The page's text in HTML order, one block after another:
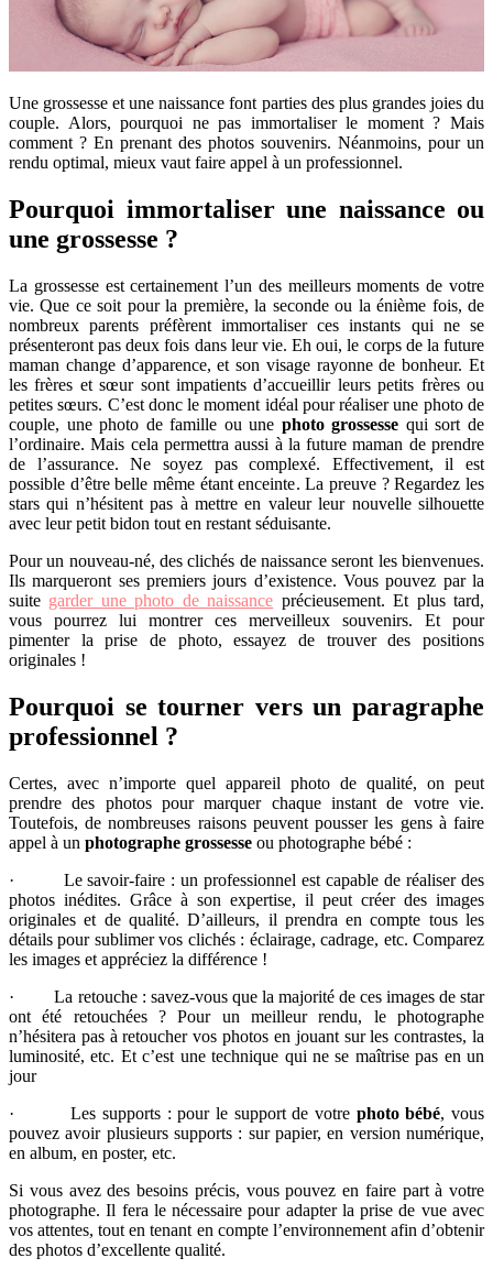
Une grossesse et une naissance font parties des plus grandes joies du
couple. Alors, pourquoi ne pas immortaliser le moment ? Mais
comment ? En prenant des photos souvenirs. Néanmoins, pour un
rendu optimal, mieux vaut faire appel à un professionnel.
Pourquoi immortaliser une naissance ou
une grossesse ?
La grossesse est certainement l’un des meilleurs moments de votre
vie. Que ce soit pour la première, la seconde ou la énième fois, de
nombreux parents préfèrent immortaliser ces instants qui ne se
présenteront pas deux fois dans leur vie. Eh oui, le corps de la future
maman change d’apparence, et son visage rayonne de bonheur. Et
les frères et sœur sont impatients d’accueillir leurs petits frères ou
petites sœurs. C’est donc le moment idéal pour réaliser une photo de
couple, une photo de famille ou une photo grossesse qui sort de
l’ordinaire. Mais cela permettra aussi à la future maman de prendre
de l’assurance. Ne soyez pas complexé. Effectivement, il est
possible d’être belle même étant enceinte. La preuve ? Regardez les
stars qui n’hésitent pas à mettre en valeur leur nouvelle silhouette
avec leur petit bidon tout en restant séduisante.
Pour un nouveau-né, des clichés de naissance seront les bienvenues.
Ils marqueront ses premiers jours d’existence. Vous pouvez par la
suite garder une photo de naissance précieusement. Et plus tard,
vous pourrez lui montrer ces merveilleux souvenirs. Et pour
pimenter la prise de photo, essayez de trouver des positions
originales !
Pourquoi se tourner vers un paragraphe
professionnel ?
Certes, avec n’importe quel appareil photo de qualité, on peut
prendre des photos pour marquer chaque instant de votre vie.
Toutefois, de nombreuses raisons peuvent pousser les gens à faire
appel à un photographe grossesse ou photographe bébé :
· Le savoir-faire : un professionnel est capable de réaliser des
photos inédites. Grâce à son expertise, il peut créer des images
originales et de qualité. D’ailleurs, il prendra en compte tous les
détails pour sublimer vos clichés : éclairage, cadrage, etc. Comparez
les images et appréciez la différence !
· La retouche : savez-vous que la majorité de ces images de star
ont été retouchées ? Pour un meilleur rendu, le photographe
n’hésitera pas à retoucher vos photos en jouant sur les contrastes, la
luminosité, etc. Et c’est une technique qui ne se maîtrise pas en un
jour
· Les supports : pour le support de votre photo bébé, vous
pouvez avoir plusieurs supports : sur papier, en version numérique,
en album, en poster, etc.
Si vous avez des besoins précis, vous pouvez en faire part à votre
photographe. Il fera le nécessaire pour adapter la prise de vue avec
vos attentes, tout en tenant en compte l’environnement afin d’obtenir
des photos d’excellente qualité.